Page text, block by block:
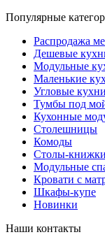
Популярные
Распродажа
Дешевые
Модульные
Маленькие
Угловые кухни
Тумбы под
Кухонные
Столешницы
Комоды
Столы-книжки
Модульные
Кровати с
Шкафы-купе
Новинки
Наши контакты